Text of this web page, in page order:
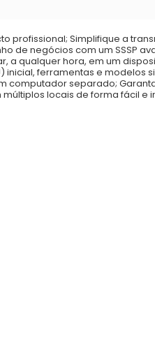
profissional; Simplifique a
de negócios com um SSSP
a qualquer hora, em um
ferramentas e modelos
computador separado;
locais de forma fácil e